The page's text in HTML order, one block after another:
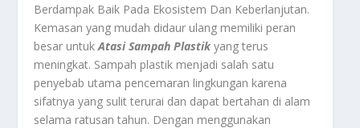
Berdampak Baik Pada Ekosistem Dan Keberlanjutan.
Kemasan yang mudah didaur ulang memiliki peran
besar untukAtasi Sampah Plastikyang terus
meningkat. Sampah plastik menjadi salah satu
penyebab utama pencemaran lingkungan karena
sifatnya yang sulit terurai dan dapat bertahan di alam
selama ratusan tahun. Dengan menggunakan